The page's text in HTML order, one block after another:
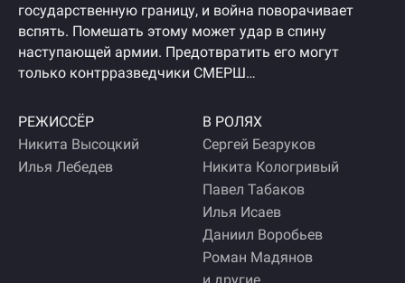
государственную границу, и война поворачивает
вспять. Помешать этому может удар в спину
наступающей армии. Предотвратить его могут
только контрразведчики СМЕРШ…
РЕЖИССЁР
Никита Высоцкий
Илья Лебедев
В РОЛЯХ
Сергей Безруков
Никита Кологривый
Павел Табаков
Илья Исаев
Даниил Воробьев
Роман Мадянов